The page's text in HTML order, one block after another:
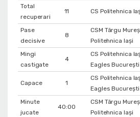
Total
recuperari
11 CS Politehnica
Pase
decisive
8
CSM Târgu
Politehnica Iași
Mingi
castigate
4
CS Politehnica
Eagles București
Capace 1
CS Politehnica
Eagles București
Minute
jucate
40:00
CSM Târgu
Politehnica Iași